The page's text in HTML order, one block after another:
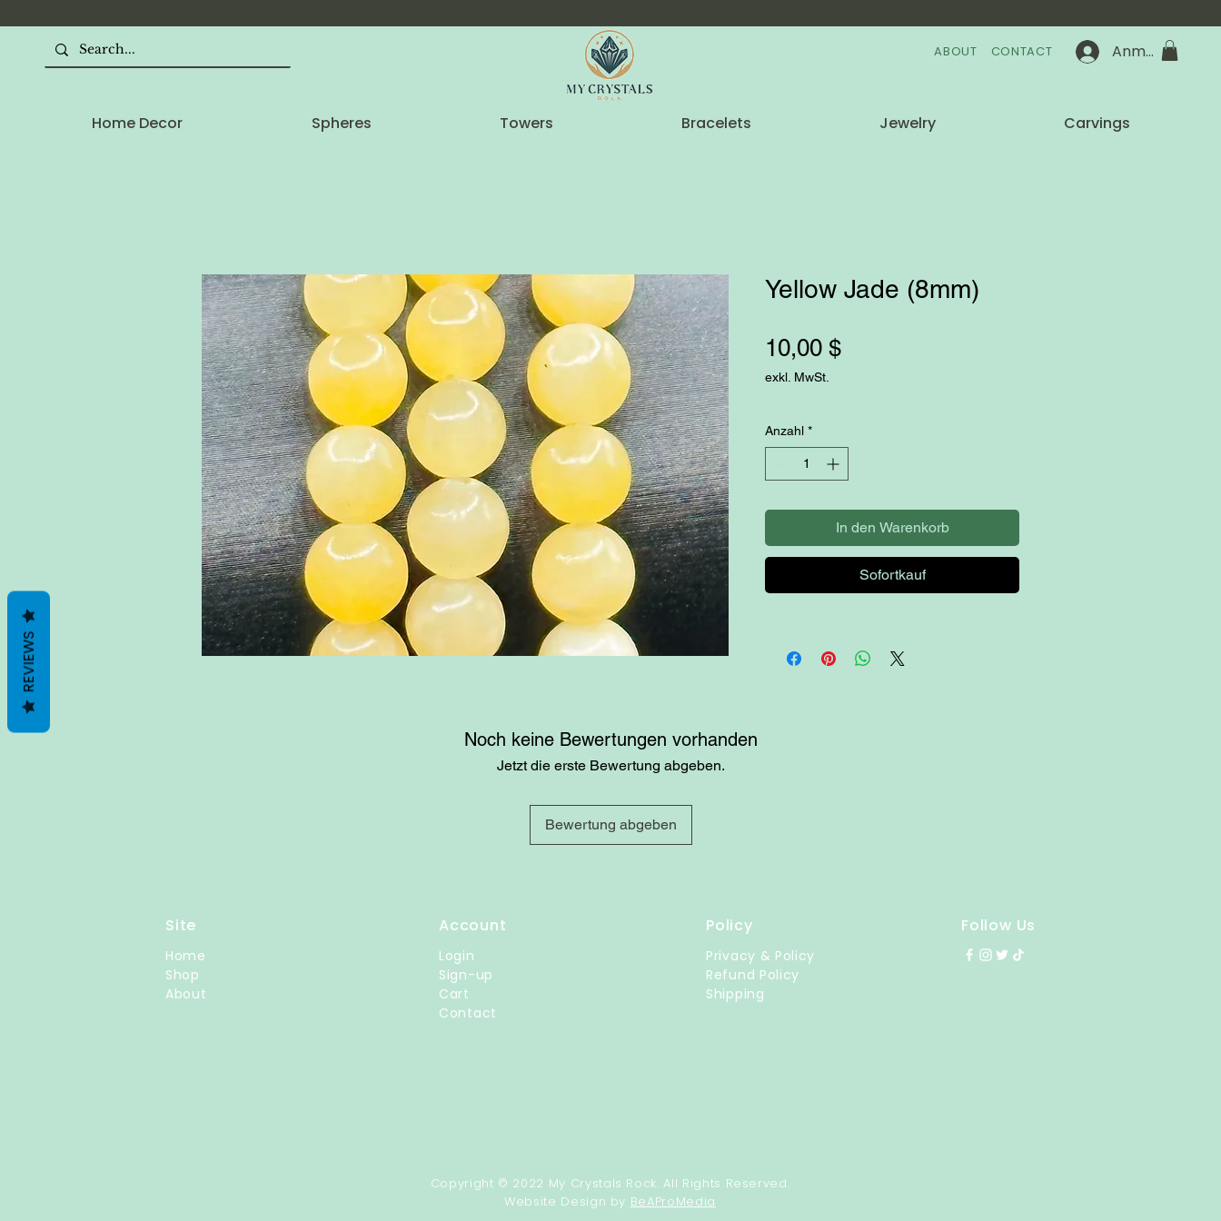
ABOUT CONTACT Anmelden
Home Decor Spheres Towers Bracelets Jewelry Carvings
Yellow Jade (8mm)
10,00 $Preis
exkl. MwSt.
Anzahl *
In den Warenkorb
Sofortkauf
Noch keine Bewertungen vorhanden
Jetzt die erste Bewertung abgeben.
Bewertung abgeben
Site
Home
Shop
About
Account
Login
Sign-up
Cart
Contact
Policy
Privacy & Policy
Refund Policy
Shipping
Follow Us
Copyright © 2022 My Crystals Rock. All Rights Reserved.
Website Design by BeAProMedia
REVIEWS